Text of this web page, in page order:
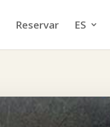
Reservar ES